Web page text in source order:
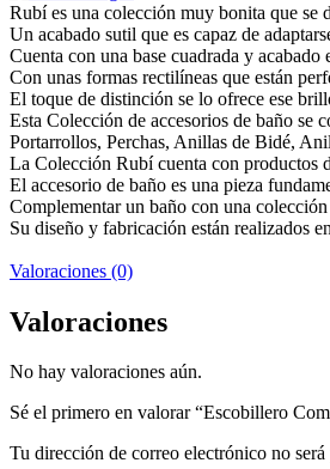
Rubí es una colección muy bonita que se
Un acabado sutil que es capaz de
Cuenta con una base cuadrada y
Con unas formas rectilíneas que están
El toque de distinción se lo ofrece ese
Esta Colección de accesorios de baño se
Portarrollos, Perchas, Anillas de Bidé,
La Colección Rubí cuenta con productos
El accesorio de baño es una pieza
Complementar un baño con una
Su diseño y fabricación están realizados
Valoraciones (0)
Valoraciones
No hay valoraciones aún.
Sé el primero en valorar “Escobillero
Tu dirección de correo electrónico no será